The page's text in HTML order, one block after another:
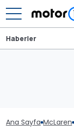
Haberler
Ana Sayfa McLaren